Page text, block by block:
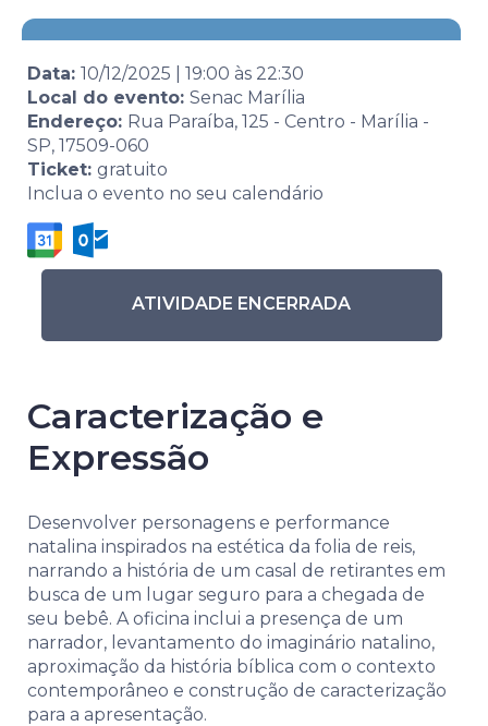
Data: 10/12/2025 19:00 às 22:30
Local do evento: Senac Marília
Endereço: Rua Paraíba, 125 - Centro - Marília -
SP, 17509-060
Ticket: gratuito
Inclua o evento no seu calendário
ATIVIDADE ENCERRADA
Caracterização e
Expressão
Desenvolver personagens e performance
natalina inspirados na estética da folia de reis,
narrando a história de um casal de retirantes em
busca de um lugar seguro para a chegada de
seu bebê. A oficina inclui a presença de um
narrador, levantamento do imaginário natalino,
aproximação da história bíblica com o contexto
contemporâneo e construção de caracterização
para a apresentação.